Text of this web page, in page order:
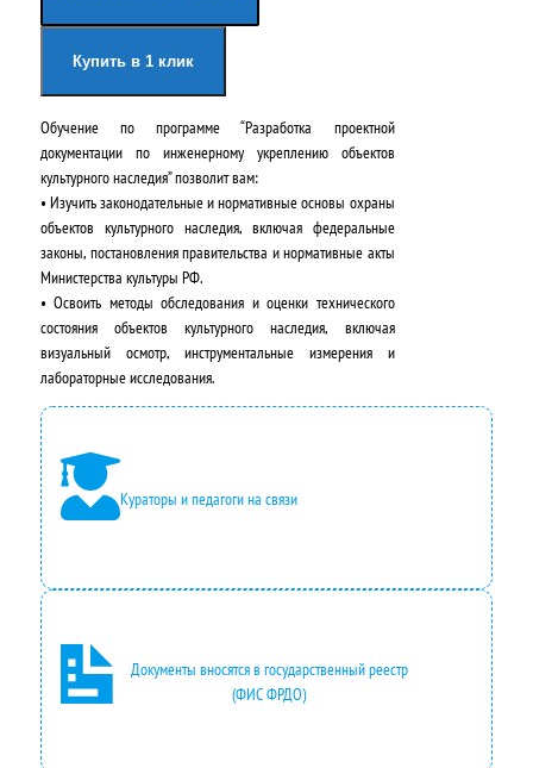
ч
а
л
ь
н
а
я
ц
е
н
а
с
о
с
т
а
в
я
ц
н
а
:
2
4
2
0
,
.
Купить в 1 клик
Обучение по программе “Разработка проектной
документации по инженерному укреплению объектов
культурного наследия” позволит вам:
• Изучить законодательные и нормативные основы охраны
объектов культурного наследия, включая федеральные
законы, постановления правительства и нормативные акты
Министерства культуры РФ.
• Освоить методы обследования и оценки технического
состояния объектов культурного наследия, включая
визуальный осмотр, инструментальные измерения и
лабораторные исследования.
Кураторы и педагоги на связи
Документы вносятся в государственный реестр
(ФИС ФРДО)